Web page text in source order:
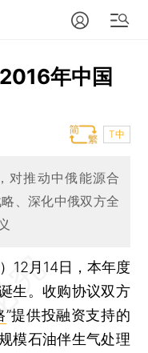
年中国
T中
对推动中俄能源合
、深化中俄双方全
12月14日，本年度
生。收购协议双方
”提供投融资支持的
模石油伴生气处理